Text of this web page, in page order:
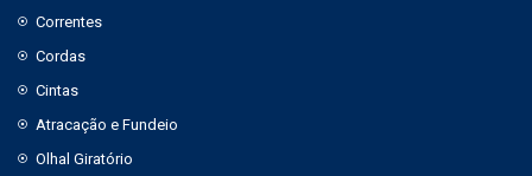
Correntes
Cordas
Cintas
Atracação e Fundeio
Olhal Giratório